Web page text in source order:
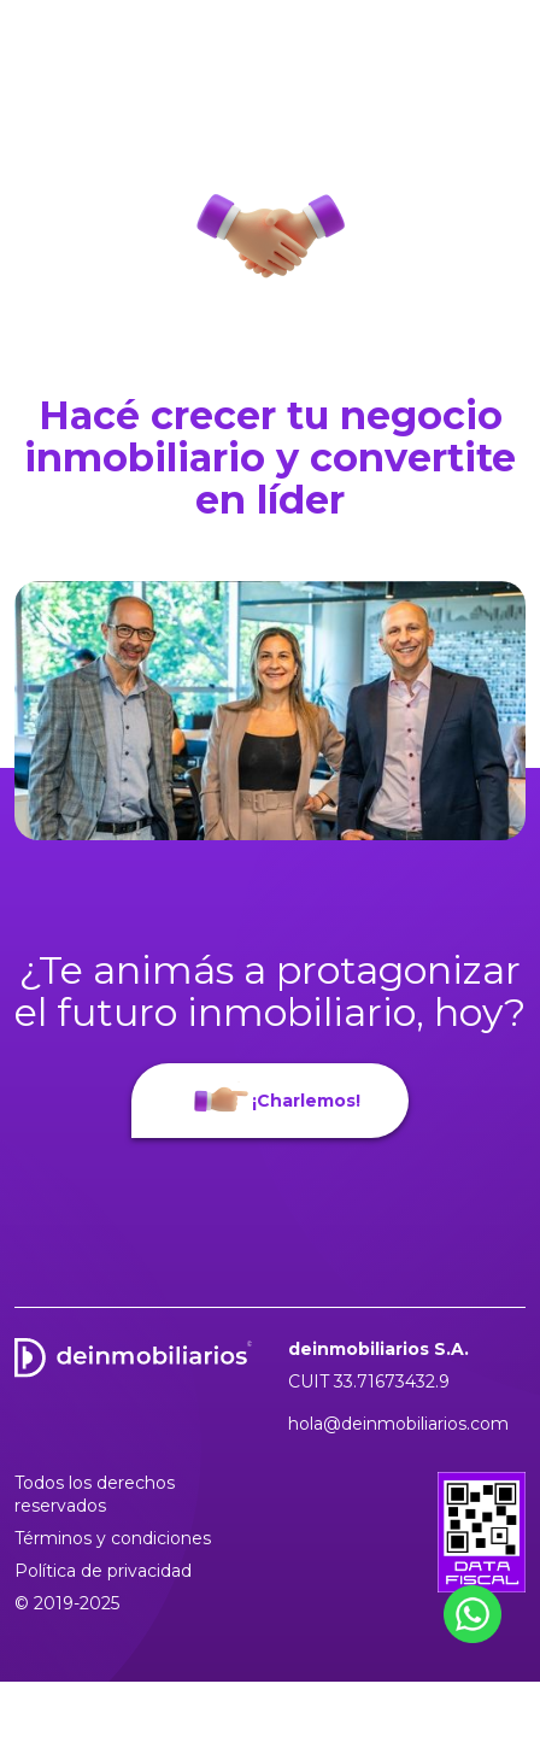
Hacé crecer tu negocio
inmobiliario y convertite
en líder
¿Te animás a protagonizar
el futuro inmobiliario, hoy?
¡Charlemos!
deinmobiliarios S.A.
CUIT 33.71673432.9
hola@deinmobiliarios.com
Todos los derechos
reservados
Términos y condiciones
Política de privacidad
© 2019-2025